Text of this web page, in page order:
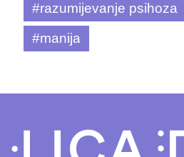
#razumijevanje psihoza
#manija